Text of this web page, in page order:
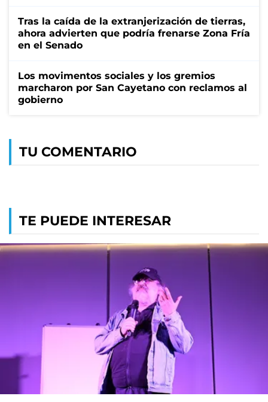
Tras la caída de la extranjerización de tierras,
ahora advierten que podría frenarse Zona Fría
en el Senado
Los movimentos sociales y los gremios
marcharon por San Cayetano con reclamos al
gobierno
TU COMENTARIO
TE PUEDE INTERESAR